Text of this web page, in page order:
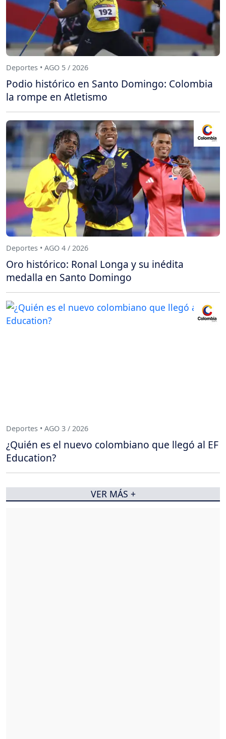
Deportes • AGO 5 / 2026
Podio histórico en Santo Domingo: Colombia
la rompe en Atletismo
Deportes • AGO 4 / 2026
Oro histórico: Ronal Longa y su inédita
medalla en Santo Domingo
Deportes • AGO 3 / 2026
¿Quién es el nuevo colombiano que llegó al EF
Education?
VER MÁS +